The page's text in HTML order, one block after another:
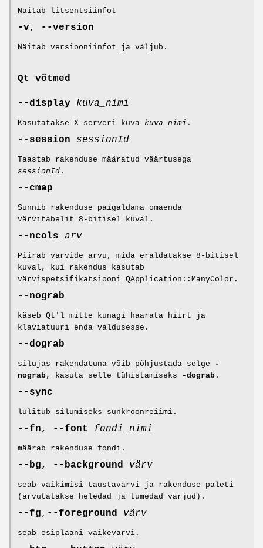
Näitab litsentsiinfot
-v, --version
Näitab versiooniinfot ja väljub.
Qt võtmed
--display kuva_nimi
Kasutatakse X serveri kuva kuva_nimi .
--session sessionId
Taastab rakenduse määratud väärtusega
sessionId .
--cmap
Sunnib rakenduse paigaldama omaenda
värvitabelit 8-bitisel kuval.
--ncols arv
Piirab värvide arvu, mida eraldatakse 8-bitisel
kuval, kui rakendus kasutab
värvispetsifikatsiooni QApplication::ManyColor.
--nograb
käseb Qt'l mitte kunagi haarata hiirt ja
klaviatuuri enda valdusesse.
--dograb
silujas rakendatuna võib põhjustada selge
-
nograb, kasuta selle tühistamiseks -dograb .
--sync
lülitub silumiseks sünkroonreiimi.
--fn, --font fondi_nimi
määrab rakenduse fondi.
--bg, --background värv
seab vaikimisi taustavärvi ja rakenduse paleti
(arvutatakse heledad ja tumedad varjud).
--fg, --foreground värv
seab esiplaani vaikevärvi.